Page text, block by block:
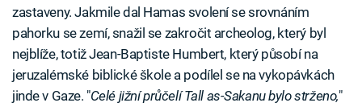
zastaveny. Jakmile dal Hamas svolení se srovnáním
pahorku se zemí, snažil se zakročit archeolog, který byl
nejblíže, totiž Jean-Baptiste Humbert, který působí na
jeruzalémské biblické škole a podílel se na vykopávkách
jinde v Gaze. "Celé jižní průčelí Tall as-Sakanu bylo strženo,"